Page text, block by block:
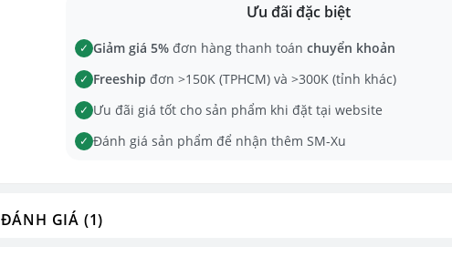
Ưu đãi đặc biệt
✓ Giảm giá 5% đơn hàng thanh toán chuyển khoản
✓ Freeship đơn >150K (TPHCM) và >300K (tỉnh khác)
✓ Ưu đãi giá tốt cho sản phẩm khi đặt tại website
✓ Đánh giá sản phẩm để nhận thêm SM-Xu
ĐÁNH GIÁ (1)